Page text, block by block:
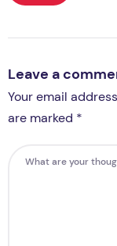
Leave a
Your email
are marked *